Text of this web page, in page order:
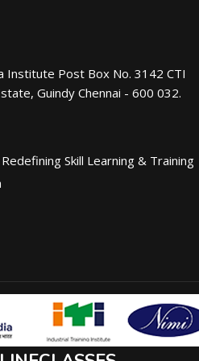
Institute Post Box No. 3142 CTI
Guindy Chennai - 600 032.
Redefining Skill Learning & Training